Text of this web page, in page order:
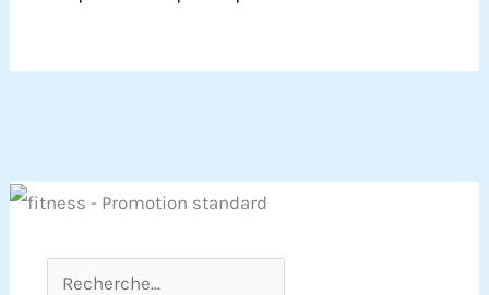
verticale, il n'occupe que 0,3 m², représentant la
【𝐏𝐨𝐮𝐫𝐪𝐮𝐨𝐢 𝐜𝐡𝐨𝐢𝐬𝐢𝐫 𝐃𝐌𝐀𝐒𝐔𝐍 ?】DMASUN est une
le monde entier. Tous nos équipements
d'entraînement subissent des tests rigoureux
soutenus par une garantie de 5 ans protégeant
votre investissement. Choisissez DMASUN et